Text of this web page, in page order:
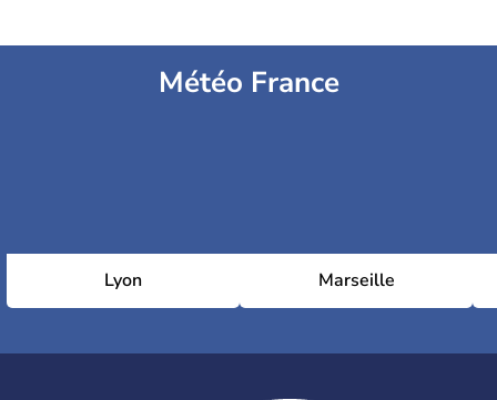
Météo France
Lyon Marseille